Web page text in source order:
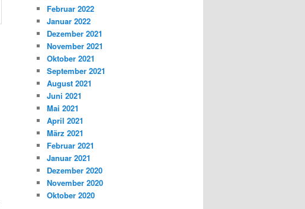
Februar 2022
Januar 2022
Dezember 2021
November 2021
Oktober 2021
September 2021
August 2021
Juni 2021
Mai 2021
April 2021
März 2021
Februar 2021
Januar 2021
Dezember 2020
November 2020
Oktober 2020